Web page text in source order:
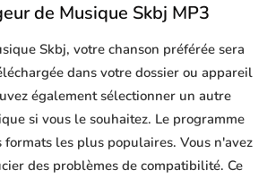
de Musique Skbj MP3
Skbj, votre chanson préférée sera
dans votre dossier ou appareil
également sélectionner un autre
si vous le souhaitez. Le programme
formats les plus populaires. Vous n'avez
des problèmes de compatibilité. Ce